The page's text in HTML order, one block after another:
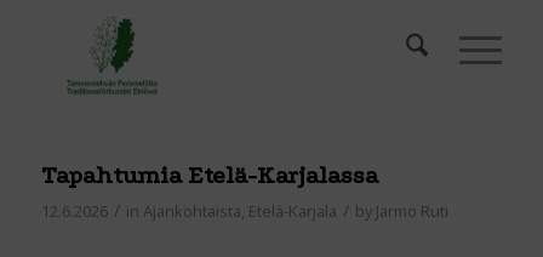
Tapahtumia Etelä-Karjalassa
12.6.2026 / in Ajankohtaista, Etelä-Karjala / by Jarmo Ruti